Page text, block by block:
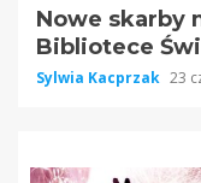
Nowe skarby
Bibliotece
Sylwia Kacprzak 23